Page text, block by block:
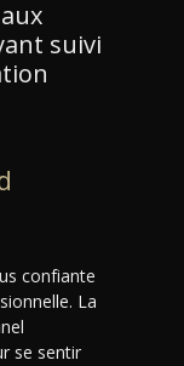
suivi
confiante
La
se sentir